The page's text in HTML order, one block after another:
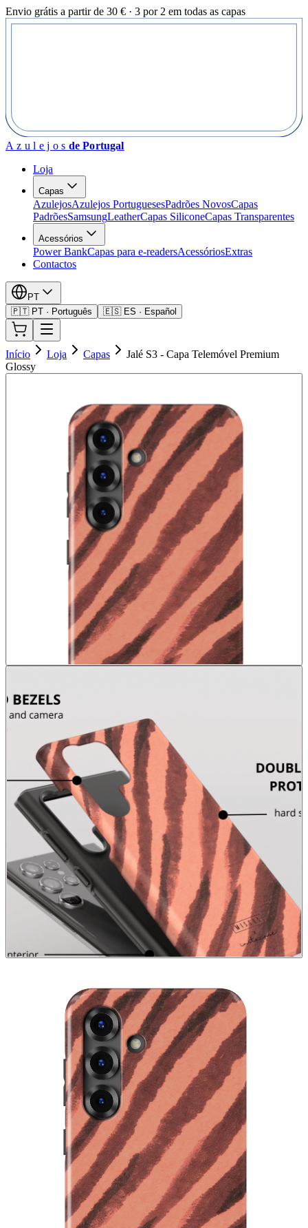
Envio grátis a partir de 30 € · 3 por 2 em todas as capas
Azulejos de Portugal
Loja
Capas
AzulejosAzulejos PortuguesesPadrões NovosCapas
PadrõesSamsungLeatherCapas SiliconeCapas Transparentes
Acessórios
Power BankCapas para e-readersAcessóriosExtras
Contactos
PT
🇵🇹 PT · Português
🇪🇸 ES · Español
Início Loja Capas
Jalé S3 - Capa Telemóvel Premium
Glossy